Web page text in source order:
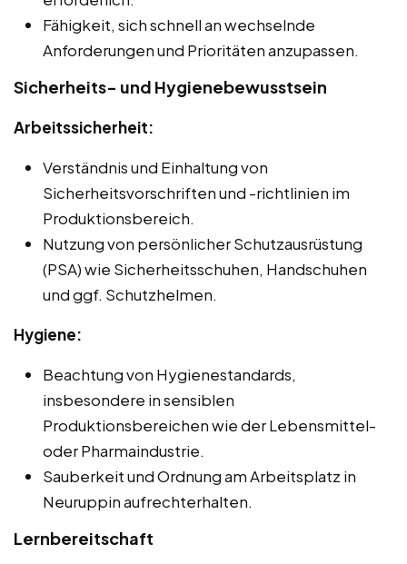
Fähigkeit, sich schnell an wechselnde
Anforderungen und Prioritäten anzupassen.
Sicherheits- und Hygienebewusstsein
Arbeitssicherheit:
Verständnis und Einhaltung von
Sicherheitsvorschriften und -richtlinien im
Produktionsbereich.
Nutzung von persönlicher Schutzausrüstung
(PSA) wie Sicherheitsschuhen, Handschuhen
und ggf. Schutzhelmen.
Hygiene:
Beachtung von Hygienestandards,
insbesondere in sensiblen
Produktionsbereichen wie der Lebensmittel-
oder Pharmaindustrie.
Sauberkeit und Ordnung am Arbeitsplatz in
Neuruppin aufrechterhalten.
Lernbereitschaft